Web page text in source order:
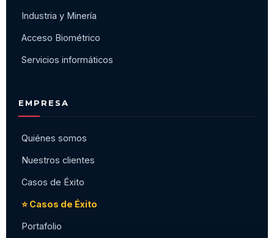
Industria y Minería
Acceso Biométrico
Servicios informáticos
EMPRESA
Quiénes somos
Nuestros clientes
Casos de Éxito
⭐ Casos de Éxito
Portafolio